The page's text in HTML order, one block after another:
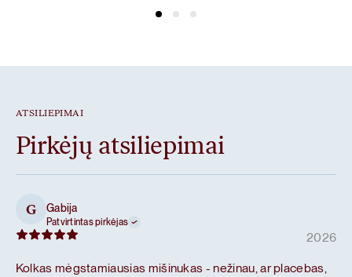
ATSILIEPIMAI
Pirkėjų atsiliepimai
G Gabija
Patvirtintas pirkėjas
2026
Kolkas mėgstamiausias mišinukas - nežinau, ar placebas,